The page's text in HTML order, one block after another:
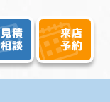
見積
相談
来店
予約